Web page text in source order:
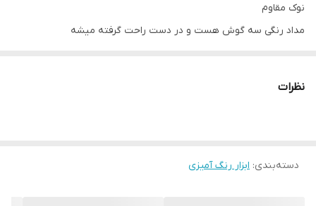
نوک مقاوم
مداد رنگی سه گوش هست و در دست راحت گرفته میشه
نظرات
دسته‌بندی: ابزار رنگ آمیزی